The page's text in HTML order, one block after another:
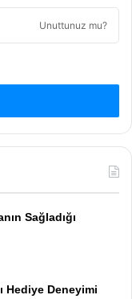
Unuttunuz mu?
Sağladığı
Hediye Deneyimi